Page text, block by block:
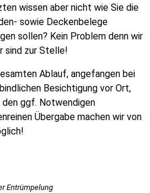
wissen aber nicht wie Sie die
sowie Deckenbelege
sollen? Kein Problem denn wir
sind zur Stelle!
Ablauf, angefangen bei
Besichtigung vor Ort,
den ggf. Notwendigen
Übergabe machen wir von
Entrümpelung